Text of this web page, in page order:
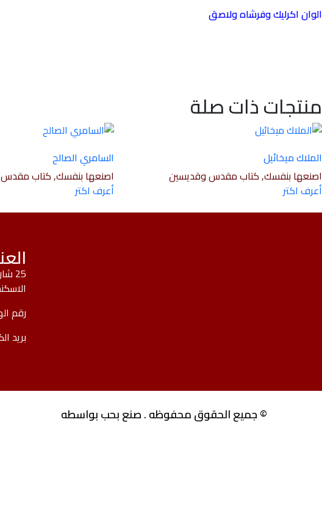
الوان اكرليك وفرشاه ولاصق
منتجات ذات صلة
الملاك ميخائيل
اصنعها بنفسك, كتاب مقدس وقديسين
أعرف اكتر
السامري الصالح
اصنعها بنفسك, كتاب
أعرف اكتر
25 شارع توت عنخ امون سموحه
رقم
بريد
© جميع الحقوق محفوظه . صنع بحب بواسطه